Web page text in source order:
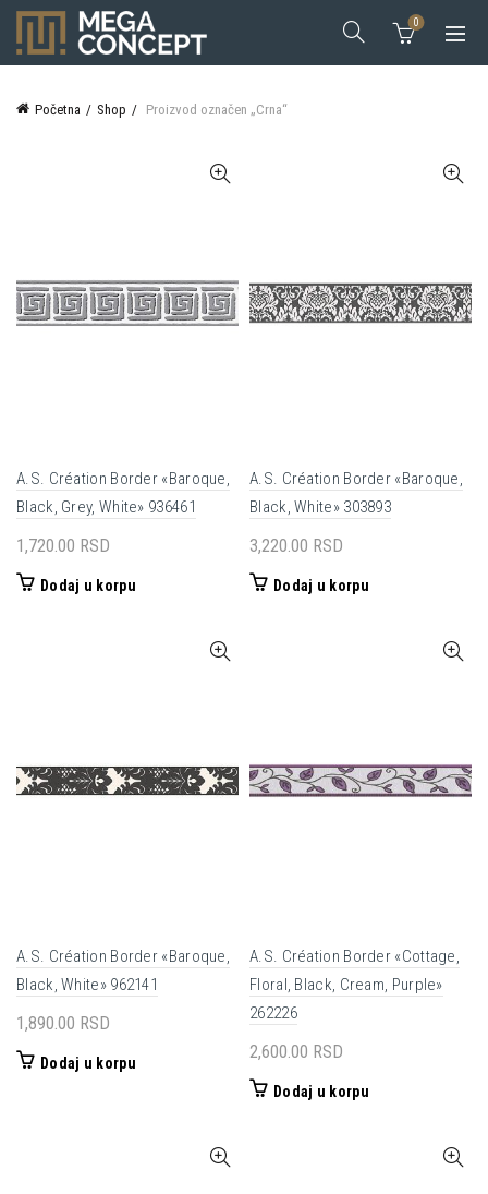
0
Početna Shop Proizvod označen „Crna“
A.S. Création Border «Baroque,
Black, Grey, White» 936461
1,720.00 RSD
Dodaj u korpu
A.S. Création Border «Baroque,
Black, White» 303893
3,220.00 RSD
Dodaj u korpu
A.S. Création Border «Baroque,
Black, White» 962141
1,890.00 RSD
Dodaj u korpu
A.S. Création Border «Cottage,
Floral, Black, Cream, Purple»
262226
2,600.00 RSD
Dodaj u korpu